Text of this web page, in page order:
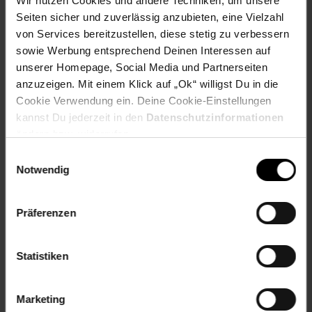
Seiten sicher und zuverlässig anzubieten, eine Vielzahl
von Services bereitzustellen, diese stetig zu verbessern
sowie Werbung entsprechend Deinen Interessen auf
unserer Homepage, Social Media und Partnerseiten
anzuzeigen. Mit einem Klick auf „Ok“ willigst Du in die
Cookie Verwendung ein. Deine Cookie-Einstellungen
kannst Du jederzeit in den Datenschutzinformationen
Notwendig
Präferenzen
Statistiken
Marketing
Aluminiumfettfilter lassen sich einfach entnehmen und in
der Spülmaschine reinigen – kein Werkzeug, kein Aufwand.
Die Klarstein Zelda 90 ist die bewährte Lösung für Wände
mit bestehendem Abluftkanal: robuste Technik, leicht
zugängliche Ersatzteile, unkomplizierte Wartung. Passend
für klassische wie moderne Küchengestaltungen.
2 x Kaminverblendung
deutschsprachige Bedienungsanleitung (weitere
Sprachen: Englisch, Französisch, Italienisch, Spanisch)
Abmessungen: